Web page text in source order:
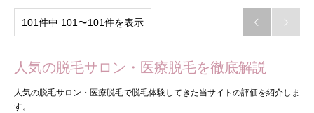
101件中 101〜101件を表示  
人気の脱毛サロン・医療脱毛を徹底解説
人気の脱毛サロン・医療脱毛で脱毛体験してきた当サイトの評価を紹介しま
す。